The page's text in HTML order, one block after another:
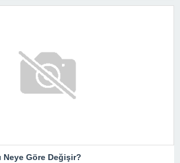
Neye Göre Değişir?